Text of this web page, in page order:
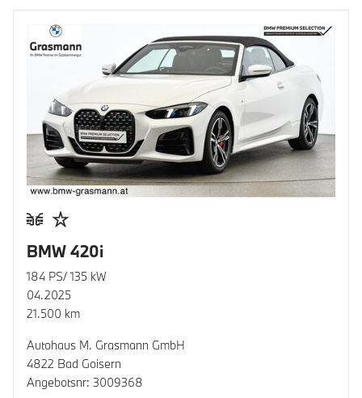
BMW 420i
184 PS/ 135 kW
04.2025
21.500 km
Autohaus M. Grasmann GmbH
4822 Bad Goisern
Angebotsnr: 3009368